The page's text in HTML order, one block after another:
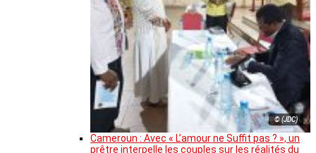
© (JDC)
Cameroun : Avec « L’amour ne Suffit pas ? », un
prêtre interpelle les couples sur les réalités du